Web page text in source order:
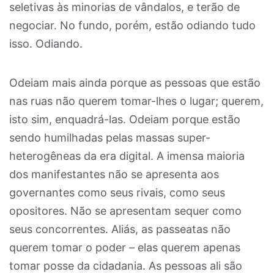
seletivas às minorias de vândalos, e terão de
negociar. No fundo, porém, estão odiando tudo
isso. Odiando.
Odeiam mais ainda porque as pessoas que estão
nas ruas não querem tomar-lhes o lugar; querem,
isto sim, enquadrá-las. Odeiam porque estão
sendo humilhadas pelas massas super-
heterogêneas da era digital. A imensa maioria
dos manifestantes não se apresenta aos
governantes como seus rivais, como seus
opositores. Não se apresentam sequer como
seus concorrentes. Aliás, as passeatas não
querem tomar o poder – elas querem apenas
tomar posse da cidadania. As pessoas ali são